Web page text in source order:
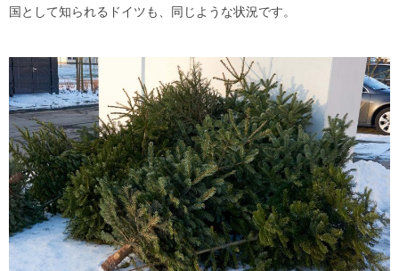
国として知られるドイツも、同じような状況です。